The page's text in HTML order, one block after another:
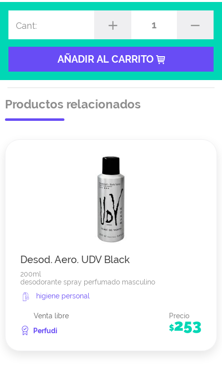
Cant: 1
AÑADIR AL CARRITO
Productos relacionados
Desod. Aero. UDV Black
200ml
desodorante spray perfumado masculino
higiene personal
Venta libre
Perfudi
Precio
$253